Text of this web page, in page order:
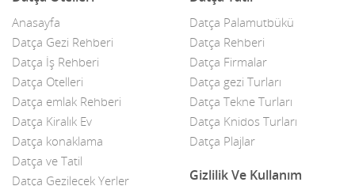
Çelik Kapı
Çiçekçiler
Datça Bademi
Datça Feribot
Datça Köy Ürünleri
Anasayfa
Datça Gezi Rehberi
Datça İş Rehberi
Datça Otelleri
Datça emlak Rehberi
Datça Kiralık Ev
Datça konaklama
Datça ve Tatil
Datça Gezilecek Yerler
Datça Palamutbükü
Datça Rehberi
Datça Firmalar
Datça gezi Turları
Datça Tekne Turları
Datça Knidos Turları
Datça Plajlar
Gizlilik Ve Kullanım